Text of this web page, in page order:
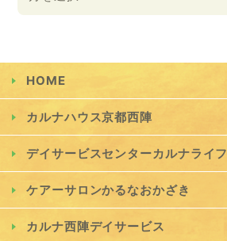
HOME
カルナハウス京都西陣
デイサービスセンターカルナライフ
ケアーサロンかるなおかざき
カルナ西陣デイサービス